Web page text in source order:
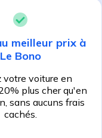
meilleur prix à
Le Bono
votre voiture en
plus cher qu'en
sans aucuns frais
cachés.